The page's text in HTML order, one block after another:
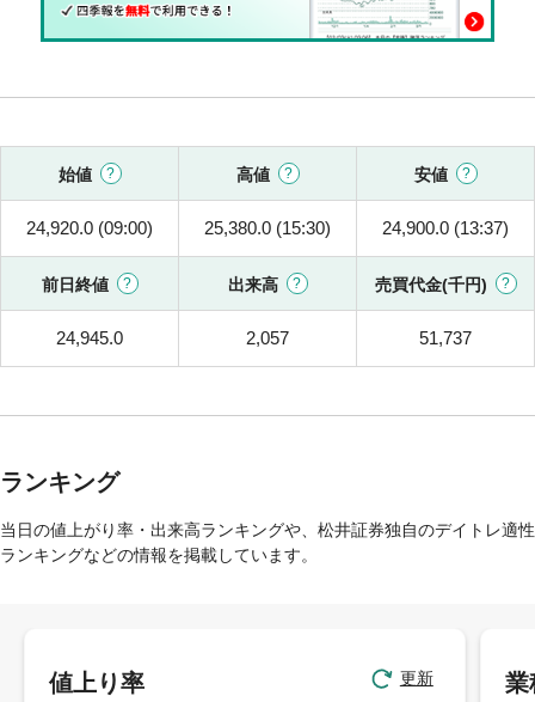
始値 高値 安値
24,920.0 (09:00) 25,380.0 (15:30) 24,900.0 (13:37)
前日終値 出来高 売買代金(千円)
24,945.0 2,057 51,737
ランキング
当日の値上がり率・出来高ランキングや、松井証券独自のデイトレ適性
ランキングなどの情報を掲載しています。